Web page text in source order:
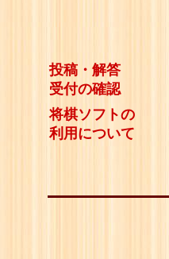
投稿・解答
受付の確認
将棋ソフトの
利用について